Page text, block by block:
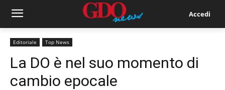
Accedi
Editoriale Top News
La DO è nel suo momento di
cambio epocale